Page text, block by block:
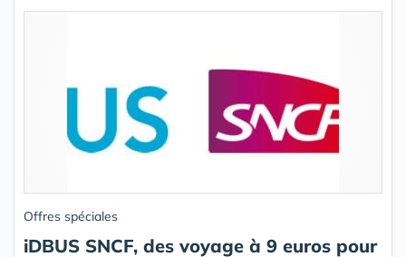
Offres spéciales
iDBUS SNCF, des voyage à 9 euros pour